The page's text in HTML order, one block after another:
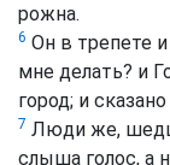
рожна.
6 Он в трепете
мне делать? и
город; и
7 Люди же,
слыша голос, а